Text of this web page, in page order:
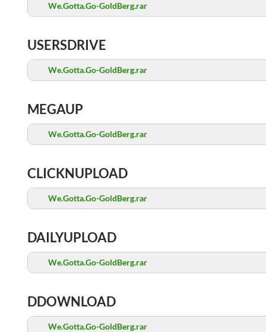
We.Gotta.Go-GoldBerg.rar
USERSDRIVE
We.Gotta.Go-GoldBerg.rar
MEGAUP
We.Gotta.Go-GoldBerg.rar
CLICKNUPLOAD
We.Gotta.Go-GoldBerg.rar
DAILYUPLOAD
We.Gotta.Go-GoldBerg.rar
DDOWNLOAD
We.Gotta.Go-GoldBerg.rar